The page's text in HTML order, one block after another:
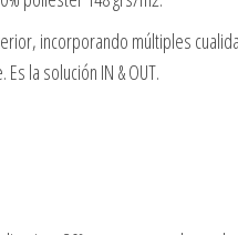
incorporando múltiples
la solución IN & OUT.